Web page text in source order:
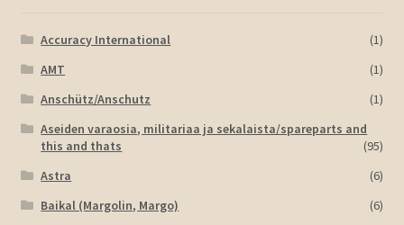
Accuracy International
(1)
AMT
(1)
Anschütz/Anschutz
(1)
Aseiden varaosia, militariaa ja sekalaista/spareparts and
this and thats
(95)
Astra
(6)
Baikal (Margolin, Margo)
(6)